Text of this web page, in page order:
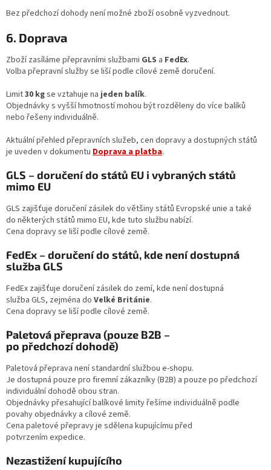
Bez předchozí dohody není možné zboží osobně vyzvednout.
6. Doprava
Zboží zasíláme přepravními službami GLS a FedEx.
Volba přepravní služby se liší podle cílové země doručení.
Limit30 kgse vztahuje na jeden balík.
Objednávky s vyšší hmotností mohou být rozděleny do více balíků
nebo řešeny individuálně.
Aktuální přehled přepravních služeb, cen dopravy a dostupných států
je uveden v dokumentu Doprava a platba.
GLS – doručení do států EU i vybraných států
mimo EU
GLS zajišťuje doručení zásilek do většiny států Evropské unie a také
do některých států mimo EU, kde tuto službu nabízí.
Cena dopravy se liší podle cílové země.
FedEx – doručení do států, kde není dostupná
služba GLS
FedEx zajišťuje doručení zásilek do zemí, kde není dostupná
služba GLS, zejména do Velké Británie.
Cena dopravy se liší podle cílové země.
Paletová přeprava (pouze B2B –
po předchozí dohodě)
Paletová přeprava není standardní službou e‑shopu.
Je dostupná pouze pro firemní zákazníky (B2B) a pouze po předchozí
individuální dohodě obou stran.
Objednávky přesahující balíkové limity řešíme individuálně podle
povahy objednávky a cílové země.
Cena paletové přepravy je sdělena kupujícímu před
potvrzením expedice.
Nezastižení kupujícího